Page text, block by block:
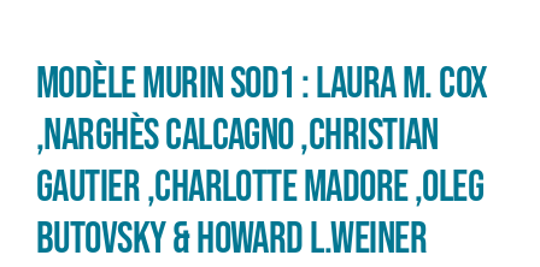
Modèle Murin SOD1 : Laura M. Cox
,Narghès Calcagno ,Christian
Gautier ,Charlotte Madore ,Oleg
Butovsky & Howard L.Weiner